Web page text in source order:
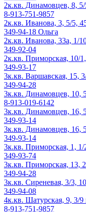
2к.кв. Динамовцев, 8,
8-913-751-9857
2к.кв. Иванова, 3, 5/5,
349-94-18 Ольга
2к.кв. Иванова, 33а, 1/
349-92-04
2к.кв. Приморская, 10/
349-93-17
3к.кв. Варшавская, 15,
349-94-28
3к.кв. Динамовцев, 10,
8-913-019-6142
3к.кв. Динамовцев, 16,
349-93-14
3к.кв. Динамовцев, 16,
349-93-14
3к.кв. Приморская, 1, 1/
349-93-74
3к.кв. Приморская, 13,
349-94-28
3к.кв. Сиреневая, 3/3,
349-94-08
4к.кв. Шатурская, 9, 3/9
8-913-751-9857